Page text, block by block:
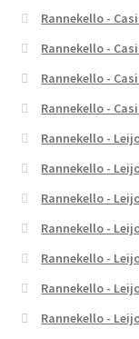
Rannekello -
Rannekello -
Rannekello -
Rannekello -
Rannekello -
Rannekello -
Rannekello -
Rannekello -
Rannekello -
Rannekello -
Rannekello -